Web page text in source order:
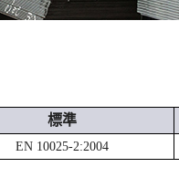
標準
EN 10025-2:2004